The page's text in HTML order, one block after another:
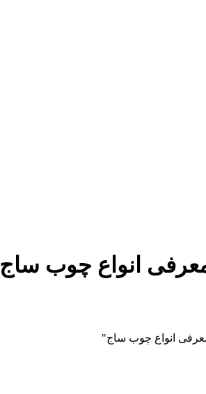
انواع چوب ساج
انواع چوب ساج"